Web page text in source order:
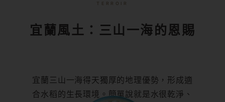
TERROIR
宜蘭風土：三山一海的恩賜
宜蘭三山一海得天獨厚的地理優勢，形成適
合水稻的生長環境。 簡單說就是水很乾淨、